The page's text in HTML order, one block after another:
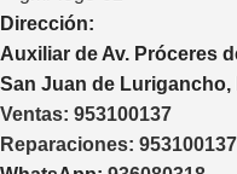
Dirección:
Auxiliar de Av. Próceres
San Juan de Lurigancho,
Ventas: 953100137
Reparaciones: 953100137